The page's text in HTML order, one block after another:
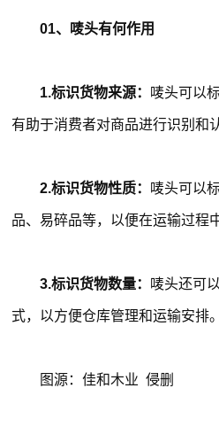
01、唛头有何作用
1.标识货物来源： 唛头可以
有助于消费者对商品进行识别和
2.标识货物性质： 唛头可以
品、易碎品等，以便在运输过程
3.标识货物数量： 唛头还可
式，以方便仓库管理和运输安排。
图源：佳和木业 侵删